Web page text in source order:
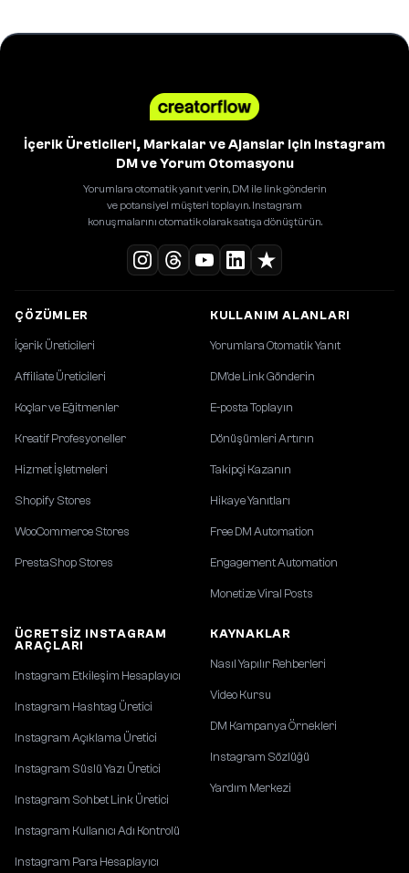
İçerik Üreticileri, Markalar ve Ajanslar için Instagram
DM ve Yorum Otomasyonu
Yorumlara otomatik yanıt verin, DM ile link gönderin
ve potansiyel müşteri toplayın. Instagram
konuşmalarını otomatik olarak satışa dönüştürün.
ÇÖZÜMLER
İçerik Üreticileri
Affiliate Üreticileri
Koçlar ve Eğitmenler
Kreatif Profesyoneller
Hizmet İşletmeleri
Shopify Stores
WooCommerce Stores
PrestaShop Stores
KULLANIM ALANLARI
Yorumlara Otomatik Yanıt
DM'de Link Gönderin
E-posta Toplayın
Dönüşümleri Artırın
Takipçi Kazanın
Hikaye Yanıtları
Free DM Automation
Engagement Automation
Monetize Viral Posts
ÜCRETSIZ INSTAGRAM
ARAÇLARI
Instagram Etkileşim Hesaplayıcı
Instagram Hashtag Üretici
Instagram Açıklama Üretici
Instagram Süslü Yazı Üretici
Instagram Sohbet Link Üretici
Instagram Kullanıcı Adı Kontrolü
Instagram Para Hesaplayıcı
KAYNAKLAR
Nasıl Yapılır Rehberleri
Video Kursu
DM Kampanya Örnekleri
Instagram Sözlüğü
Yardım Merkezi